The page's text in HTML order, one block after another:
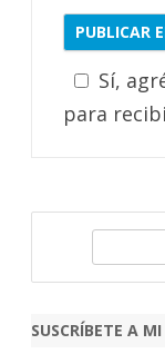
Sí,
para
c
SUSCRÍBETE A